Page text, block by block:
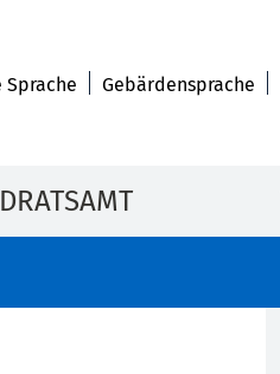
Sprache Gebärdensprache